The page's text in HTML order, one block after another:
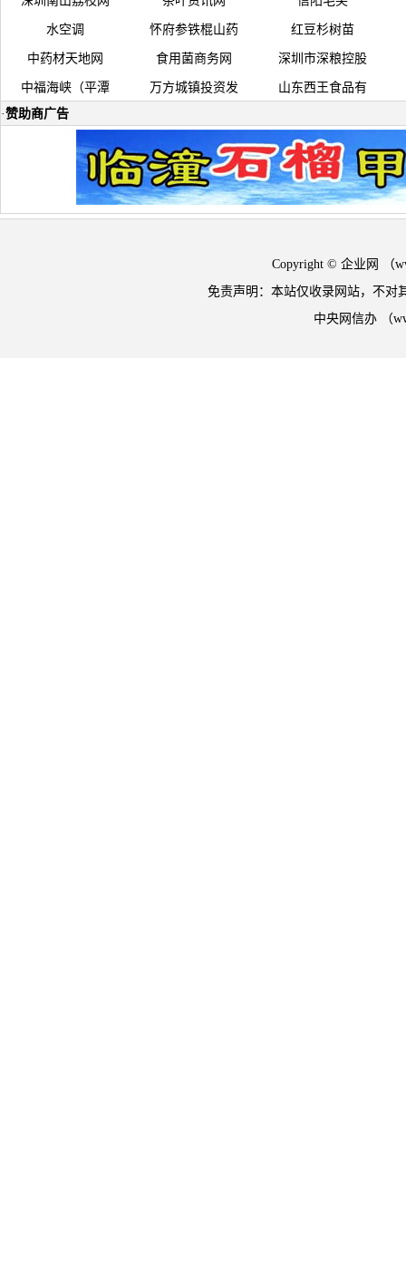
水空调 怀府参铁棍山药 红豆杉树苗
中药材天地网 食用菌商务网 深圳市深粮控股
中福海峡（平潭 万方城镇投资发
山东西王食品有
·赞助商广告
Copyright © 企业网 （
免责声明：本站仅收录网站，不对
中央网信办 （